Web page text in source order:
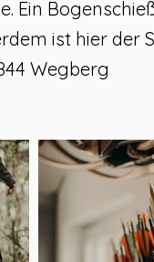
Ein
ist hier
Wegberg